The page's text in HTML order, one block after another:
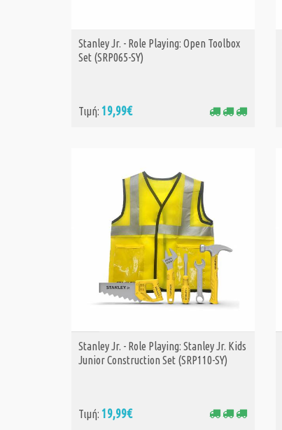
ΑΓΟΡΑ
Stanley Jr. - Role Playing: Open Toolbox
Set (SRP065-SY)
Τιμή: 19,99€
ΑΓΟΡΑ
Stanley Jr. - Role Playing: Stanley Jr. Kids
Junior Construction Set​ (SRP110-SY​)
Τιμή: 19,99€